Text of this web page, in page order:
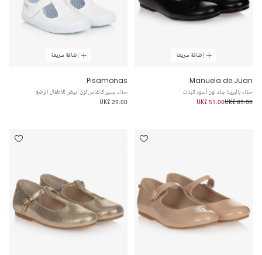
إضافة سريعة
Manuela de Juan
حذاء باليرينا جلد لون أسود للبنات
UK£ 85.00
UK£ 51.00
إضافة سريعة
Pisamonas
حذاء بسير كانفاس لون أبيض للأطفال الرضع
UK£ 29.00